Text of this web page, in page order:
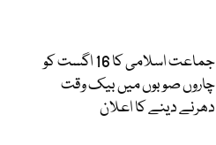
جماعت اسلامی کا 16 اگست کو
چاروں صوبوں میں بیک وقت
دھرنے دینے کا اعلان